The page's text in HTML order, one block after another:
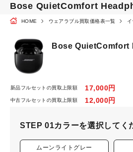
Bose QuietComfort
HOME ウェアラブル買取価格表一覧
Bose QuietComfort
新品フルセットの買取上限額 17,000円
中古フルセットの買取上限額 12,000円
STEP 01カラーを選択してく
ムーンライトグレー